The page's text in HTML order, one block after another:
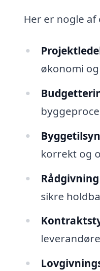
Her er nogle
økonomi
korrekt og
sikre